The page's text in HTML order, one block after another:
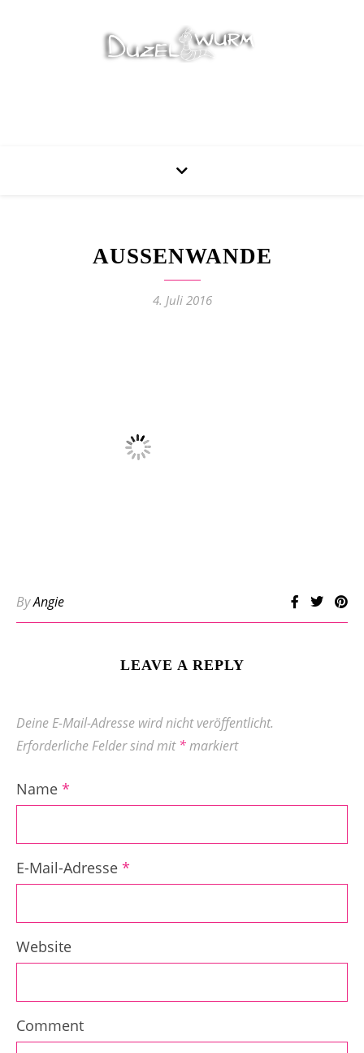
AUSSENWANDE
4. Juli 2016
ByAngie
LEAVE A REPLY
Deine E-Mail-Adresse wird nicht veröffentlicht.
Erforderliche Felder sind mit*markiert
Name *
E-Mail-Adresse *
Website
Comment